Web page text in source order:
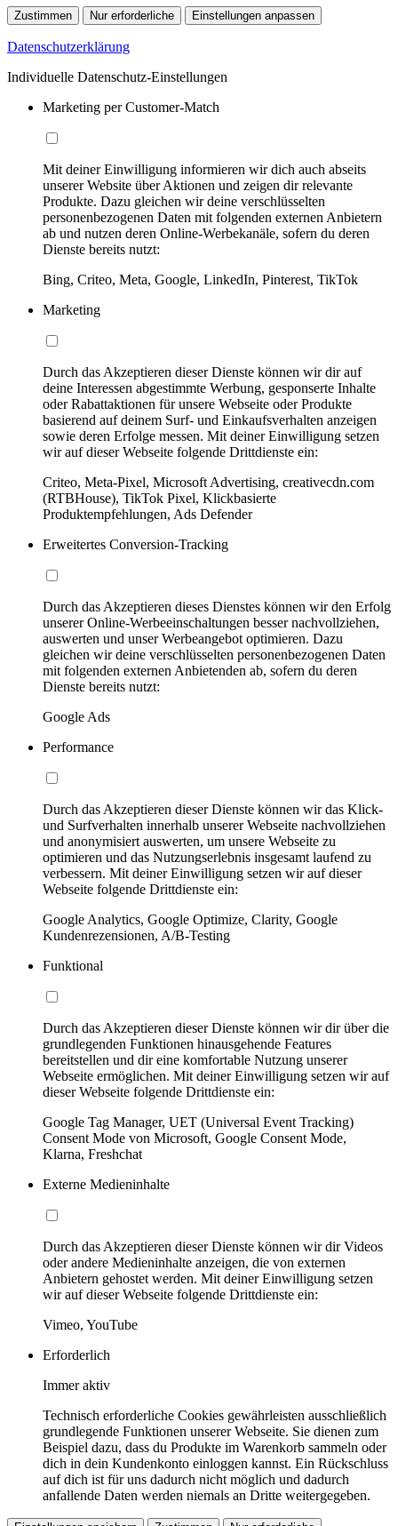
Zustimmen Nur erforderliche Einstellungen anpassen
Datenschutzerklärung
Individuelle Datenschutz-Einstellungen
Marketing per Customer-Match
Mit deiner Einwilligung informieren wir dich auch abseits
unserer Website über Aktionen und zeigen dir relevante
Produkte. Dazu gleichen wir deine verschlüsselten
personenbezogenen Daten mit folgenden externen Anbietern
ab und nutzen deren Online-Werbekanäle, sofern du deren
Dienste bereits nutzt:
Bing, Criteo, Meta, Google, LinkedIn, Pinterest, TikTok
Marketing
Durch das Akzeptieren dieser Dienste können wir dir auf
deine Interessen abgestimmte Werbung, gesponserte Inhalte
oder Rabattaktionen für unsere Webseite oder Produkte
basierend auf deinem Surf- und Einkaufsverhalten anzeigen
sowie deren Erfolge messen. Mit deiner Einwilligung setzen
wir auf dieser Webseite folgende Drittdienste ein:
Criteo, Meta-Pixel, Microsoft Advertising, creativecdn.com
(RTBHouse), TikTok Pixel, Klickbasierte
Produktempfehlungen, Ads Defender
Erweitertes Conversion-Tracking
Durch das Akzeptieren dieses Dienstes können wir den Erfolg
unserer Online-Werbeeinschaltungen besser nachvollziehen,
auswerten und unser Werbeangebot optimieren. Dazu
gleichen wir deine verschlüsselten personenbezogenen Daten
mit folgenden externen Anbietenden ab, sofern du deren
Dienste bereits nutzt:
Google Ads
Performance
Durch das Akzeptieren dieser Dienste können wir das Klick-
und Surfverhalten innerhalb unserer Webseite nachvollziehen
und anonymisiert auswerten, um unsere Webseite zu
optimieren und das Nutzungserlebnis insgesamt laufend zu
verbessern. Mit deiner Einwilligung setzen wir auf dieser
Webseite folgende Drittdienste ein:
Google Analytics, Google Optimize, Clarity, Google
Kundenrezensionen, A/B-Testing
Funktional
Durch das Akzeptieren dieser Dienste können wir dir über die
grundlegenden Funktionen hinausgehende Features
bereitstellen und dir eine komfortable Nutzung unserer
Webseite ermöglichen. Mit deiner Einwilligung setzen wir auf
dieser Webseite folgende Drittdienste ein:
Google Tag Manager, UET (Universal Event Tracking)
Consent Mode von Microsoft, Google Consent Mode,
Klarna, Freshchat
Externe Medieninhalte
Durch das Akzeptieren dieser Dienste können wir dir Videos
oder andere Medieninhalte anzeigen, die von externen
Anbietern gehostet werden. Mit deiner Einwilligung setzen
wir auf dieser Webseite folgende Drittdienste ein:
Vimeo, YouTube
Erforderlich
Immer aktiv
Technisch erforderliche Cookies gewährleisten ausschließlich
grundlegende Funktionen unserer Webseite. Sie dienen zum
Beispiel dazu, dass du Produkte im Warenkorb sammeln oder
dich in dein Kundenkonto einloggen kannst. Ein Rückschluss
auf dich ist für uns dadurch nicht möglich und dadurch
anfallende Daten werden niemals an Dritte weitergegeben.